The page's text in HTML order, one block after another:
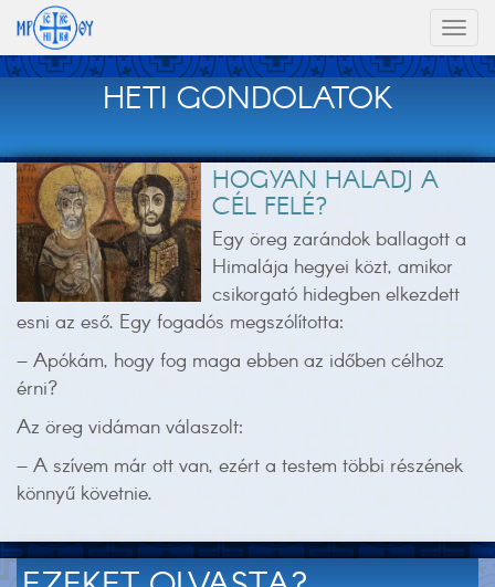
HETI GONDOLATOK
HOGYAN HALADJ A
CÉL FELÉ?
Egy öreg zarándok ballagott a
Himalája hegyei közt, amikor
csikorgató hidegben elkezdett
esni az eső. Egy fogadós megszólította:
– Apókám, hogy fog maga ebben az időben célhoz
érni?
Az öreg vidáman válaszolt:
– A szívem már ott van, ezért a testem többi részének
könnyű követnie.